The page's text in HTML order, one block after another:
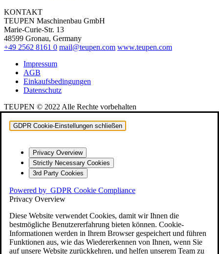
KONTAKT
TEUPEN Maschinenbau GmbH
Marie-Curie-Str. 13
48599 Gronau, Germany
+49 2562 8161 0 mail@teupen.com www.teupen.com
Impressum
AGB
Einkaufsbedingungen
Datenschutz
TEUPEN © 2022 Alle Rechte vorbehalten
GDPR Cookie-Einstellungen schließen
Privacy Overview
Strictly Necessary Cookies
3rd Party Cookies
Powered by GDPR Cookie Compliance
Privacy Overview
Diese Website verwendet Cookies, damit wir Ihnen die
bestmögliche Benutzererfahrung bieten können. Cookie-
Informationen werden in Ihrem Browser gespeichert und führen
Funktionen aus, wie das Wiedererkennen von Ihnen, wenn Sie
auf unsere Website zurückkehren, und helfen unserem Team zu